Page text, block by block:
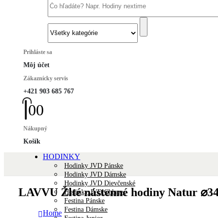
Prihláste sa
Môj účet
Zákaznícky servis
+421 903 685 767
00
Nákupný
Košík
HODINKY
Hodinky JVD Pánske
Hodinky JVD Dámske
Hodinky JVD Dievčenské
Hodinky JVD Chlapec
Festina Pánske
Festina Dámske
LAVVU Žlté nástenné hodiny Natur
Home